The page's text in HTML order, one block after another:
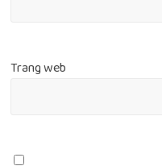
Trang web